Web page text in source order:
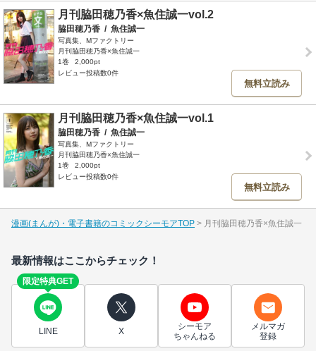
月刊脇田穂乃香×魚住誠一vol.2
脇田穂乃香 / 魚住誠一
写真集、Mファクトリー
月刊脇田穂乃香×魚住誠一
1巻
2,000pt
レビュー投稿数0件
無料立読み
月刊脇田穂乃香×魚住誠一vol.1
脇田穂乃香 / 魚住誠一
写真集、Mファクトリー
月刊脇田穂乃香×魚住誠一
1巻
2,000pt
レビュー投稿数0件
無料立読み
漫画(まんが)・電子書籍のコミックシーモアTOP 月刊脇田穂乃香×魚住誠一
最新情報はここからチェック！
限定特典GET
LINE X
シーモア
ちゃんねる
メルマガ
登録